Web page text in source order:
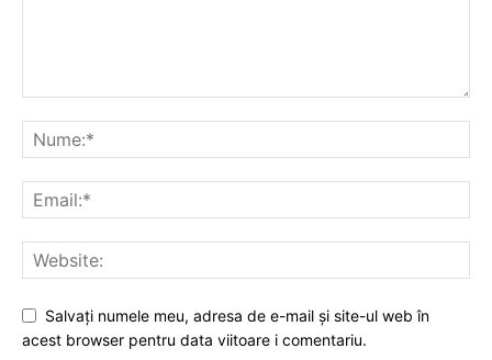
Salvați numele meu, adresa de e-mail și site-ul web în
acest browser pentru data viitoare i comentariu.